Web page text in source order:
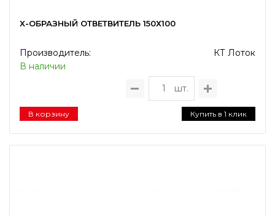
X-ОБРАЗНЫЙ ОТВЕТВИТЕЛЬ 150Х100
Производитель:
КТ Лоток
В наличии
шт.
В корзину Купить в 1 клик